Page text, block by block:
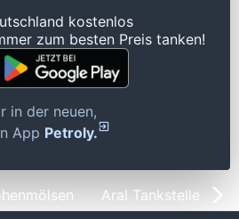
kostenlos
zum besten Preis tanken!
in der neuen,
App Petroly.
Aral Tankstelle